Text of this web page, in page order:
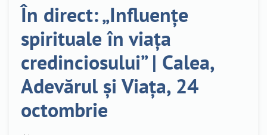
În direct: „Influențe
spirituale în viața
credinciosului” | Calea,
Adevărul și Viața, 24
octombrie